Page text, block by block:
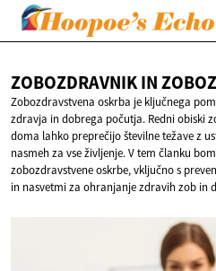
ZOBOZDRAVNIK IN
Zobozdravstvena oskrba je ključnega
zdravja in dobrega počutja. Redni obiski
doma lahko preprečijo številne težave z
nasmeh za vse življenje. V tem članku
zobozdravstvene oskrbe, vključno s
in nasvetmi za ohranjanje zdravih zob in